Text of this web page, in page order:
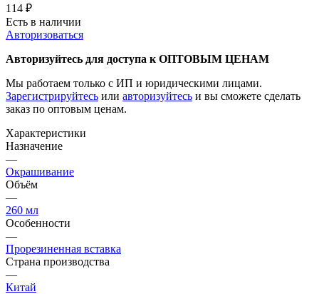
114 ₽
Есть в наличии
Авторизоваться
Авторизуйтесь для доступа к ОПТОВЫМ ЦЕНАМ
Мы работаем только с ИП и юридическими лицами.
Зарегистрируйтесь или авторизуйтесь и вы сможете сделать
заказ по оптовым ценам.
Характеристики
Назначение
—
Окрашивание
Объём
—
260 мл
Особенности
—
Прорезиненная вставка
Страна производства
—
Китай